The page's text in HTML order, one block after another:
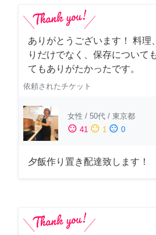
ありがとうございます！ 料理
りだけでなく、保存について
てもありがたかったです。
依頼されたチケット
女性 / 50代 / 東京都
sentiment_satisfied 41 sentiment_neutral 1 sentiment_dissatisfied 0
夕飯作り置き配達致します！